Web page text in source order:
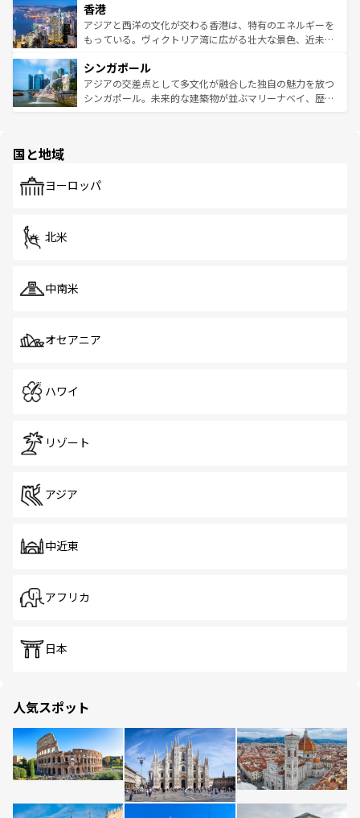
とつ。フォーやバインミー、ベトナムコーヒーなどは、ぜ
ひ現地で味わいたい。どの地域を訪れてもあたたかい人々
が旅行者を迎えてくれるので、きっと忘れられない旅にな
参照してほしい。
の活気が交差している。北部ではチェンマイなどの山岳地
帯で自然と触れ合い、南部ではプーケットやクラビの美し
いビーチでリゾート気分を楽しむことができる。タイ料理
激する。気候は一年中温暖で、どの季節にも異なる楽しみ
が待っている。親しみやすいタイの人々、仏教を中心とし
た文化、そして多様な観光資源が、訪れる旅人を魅了し続
香港
アジアと西洋の文化が交わる香港は、特有のエネルギーを
もっている。ヴィクトリア湾に広がる壮大な景色、近未来
み、どこを訪れても感動するはず。観光スポットが密集し
ており、効率よく見どころを回れるのも魅力。息をのむよ
うな絶景から文化的な体験まで、香港を存分に楽しみ尽く
シンガポール
アジアの交差点として多文化が融合した独自の魅力を放つ
シンガポール。未来的な建築物が並ぶマリーナベイ、歴史
で、ホーカーズは地元の風情を楽しめる外せないスポット
国と地域
ヨーロッパ
北米
中南米
オセアニア
ハワイ
リゾート
アジア
中近東
アフリカ
日本
人気スポット